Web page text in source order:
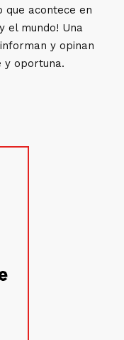
que acontece en
el mundo! Una
y opinan
y oportuna.